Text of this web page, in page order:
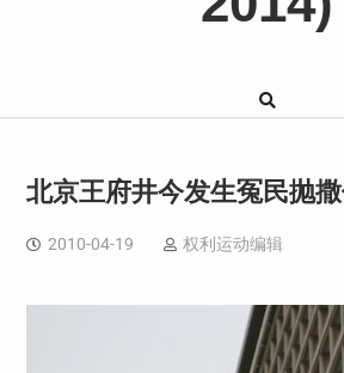
北京王府井今发生冤民抛
2010-04-19 权利运动编辑